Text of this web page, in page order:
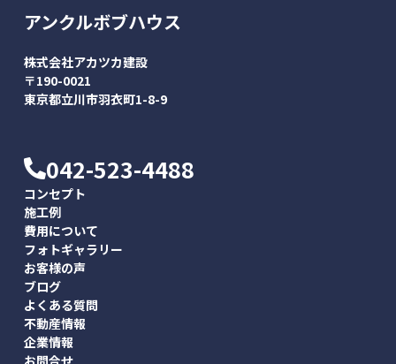
アンクルボブハウス
株式会社アカツカ建設
〒190-0021
東京都立川市羽衣町1-8-9
042-523-4488
コンセプト
施工例
費用について
フォトギャラリー
お客様の声
ブログ
よくある質問
不動産情報
企業情報